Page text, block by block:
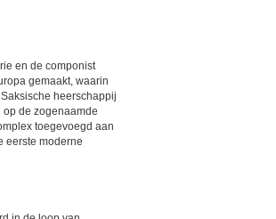
en de componist
gemaakt, waarin
heerschappij
de zogenaamde
toegevoegd aan
eerste moderne